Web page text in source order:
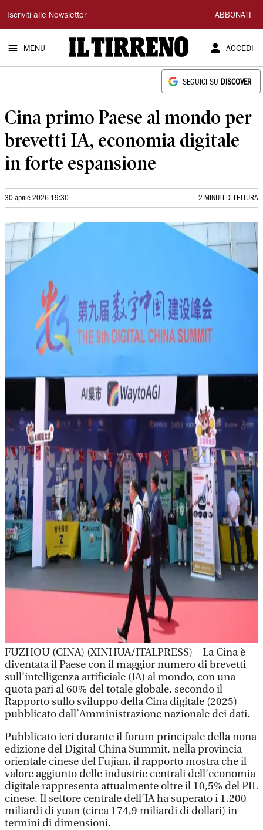
Il
Tirreno
Iscriviti alle Newsletter ABBONATI
MENU ACCEDI
SEGUICI SU DISCOVER
Cina primo Paese al mondo per
brevetti IA, economia digitale
in forte espansione
30 aprile 2026 19:30 2 MINUTI DI LETTURA
FUZHOU (CINA) (XINHUA/ITALPRESS) – La Cina è
diventata il Paese con il maggior numero di brevetti
sull’intelligenza artificiale (IA) al mondo, con una
quota pari al 60% del totale globale, secondo il
Rapporto sullo sviluppo della Cina digitale (2025)
pubblicato dall’Amministrazione nazionale dei dati.
Pubblicato ieri durante il forum principale della nona
edizione del Digital China Summit, nella provincia
orientale cinese del Fujian, il rapporto mostra che il
valore aggiunto delle industrie centrali dell’economia
digitale rappresenta attualmente oltre il 10,5% del PIL
cinese. Il settore centrale dell’IA ha superato i 1.200
miliardi di yuan (circa 174,9 miliardi di dollari) in
termini di dimensioni.